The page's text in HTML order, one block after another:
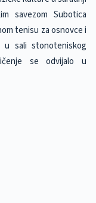
savezom Subotica
tenisu za osnovce i
sali stonoteniskog
se odvijalo u